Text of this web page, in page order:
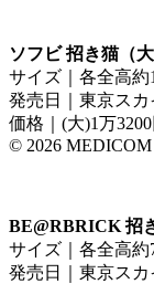
ソフビ 招き猫（大
サイズ｜各全高約
発売日｜東京ス
価格｜(大)1万
©️ 2026
BE@RBRICK 招
サイズ｜各全高約
発売日｜東京ス